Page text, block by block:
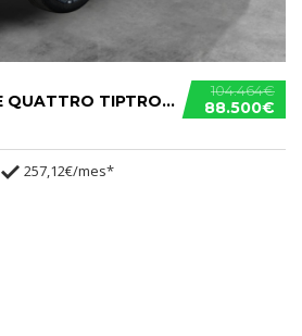
104.464€
88.500€
AUDI Q8 BLACK LINE QUATTRO TIPTRONIC 290KW TFSIE
257,12€/mes*